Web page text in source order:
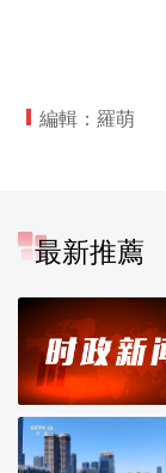
編輯：羅萌
最新推薦